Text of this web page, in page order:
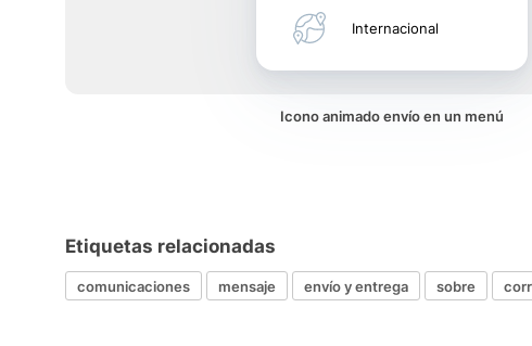
Internacional
Icono animado envío en un menú
Etiquetas relacionadas
comunicaciones mensaje envío y entrega sobre